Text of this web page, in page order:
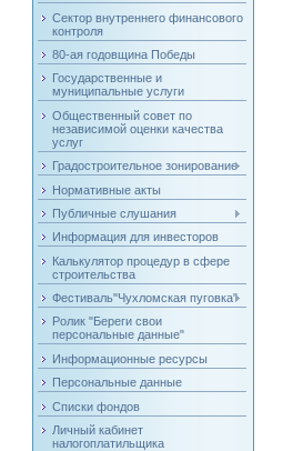
Сектор внутреннего финансового
контроля
80-ая годовщина Победы
Государственные и
муниципальные услуги
Общественный совет по
независимой оценки качества
услуг
Градостроительное зонирование
Нормативные акты
Публичные слушания
Информация для инвесторов
Калькулятор процедур в сфере
строительства
Фестиваль"Чухломская пуговка"
Ролик "Береги свои
персональные данные"
Информационные ресурсы
Персональные данные
Списки фондов
Личный кабинет
налогоплатильщика